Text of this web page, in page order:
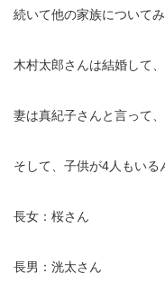
続いて他の家族について
木村太郎さんは結婚して
妻は真紀子さんと言って
そして、子供が4人もいる
長女：桜さん
長男：洸太さん